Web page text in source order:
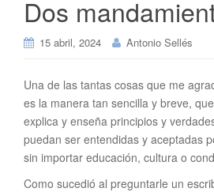
Dos
15 abril, 2024 Antonio Sellés
Una de las tantas cosas que me
es la manera tan sencilla y breve,
explica y enseña principios y
puedan ser entendidas y aceptadas
sin importar educación, cultura o
Como sucedió al preguntarle un